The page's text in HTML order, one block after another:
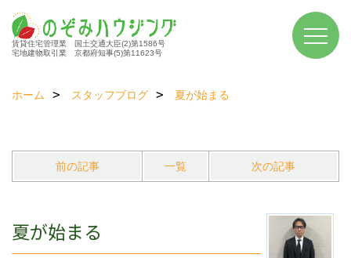
賃貸住宅管理業 国土交通大臣(2)第1586号
宅地建物取引業 京都府知事(5)第11623号
ホーム スタッフブログ 夏が始まる
前の記事 一覧 次の記事
夏が始まる